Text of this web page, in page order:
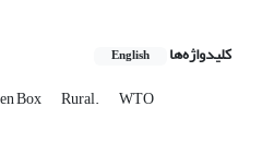
کلیدواژه‌ها English
Box Rural. WTO